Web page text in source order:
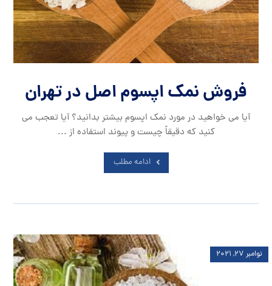
فروش نمک اپسوم اصل در تهران
آیا می خواهید در مورد نمک اپسوم بیشتر بدانید؟ آیا تعجب می
کنید که دقیقاً چیست و پیوند استفاده از ...
ادامه مطلب
نوامبر ۲۷, ۲۰۲۱